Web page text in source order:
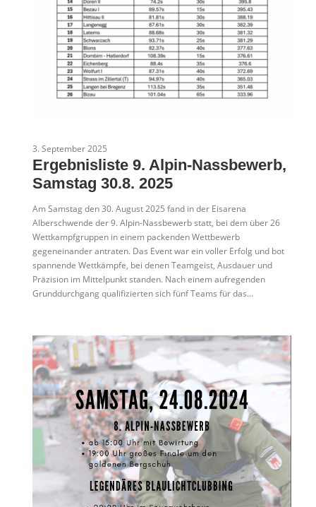
3. September 2025
Ergebnisliste 9. Alpin-Nassbewerb,
Samstag 30.8. 2025
Am Samstag den 30. August 2025 fand in der Eisarena
Alberschwende der 9. Alpin-Nassbewerb statt, bei dem über 26
Wettkampfgruppen in einem packenden Wettbewerb
gegeneinander antraten. Das Event war ein voller Erfolg und bot
spannende Wettkämpfe, bei denen Teamgeist, Ausdauer und
Präzision im Mittelpunkt standen. Nach einem aufregenden
Grunddurchgang qualifizierten sich fünf Teams für das…